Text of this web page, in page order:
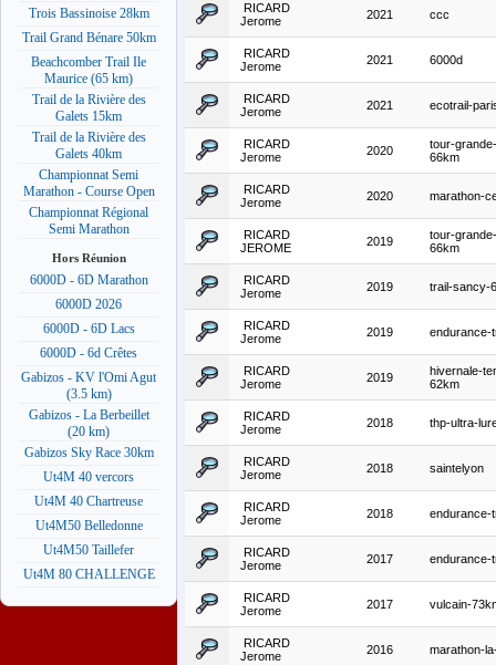
Trois Bassinoise 28km
Trail Grand Bénare 50km
Beachcomber Trail Ile
Maurice (65 km)
Trail de la Rivière des
Galets 15km
Trail de la Rivière des
Galets 40km
Championnat Semi
Marathon - Course Open
Championnat Régional
Semi Marathon
Hors Réunion
6000D - 6D Marathon
6000D 2026
6000D - 6D Lacs
6000D - 6d Crêtes
Gabizos - KV l'Omi Agut
(3.5 km)
Gabizos - La Berbeillet
(20 km)
Gabizos Sky Race 30km
Ut4M 40 vercors
Ut4M 40 Chartreuse
Ut4M50 Belledonne
Ut4M50 Taillefer
Ut4M 80 CHALLENGE
RICARD
Jerome
2021 ccc
RICARD
Jerome
2021 6000d
RICARD
Jerome
2021 ecotrail-
RICARD
Jerome
2020
tour-
66km
RICARD
Jerome
2020 marathon-
RICARD
JEROME
2019
tour-
66km
RICARD
Jerome
2019 trail-sancy-
RICARD
Jerome
2019 endurance-
RICARD
Jerome
2019
hivernale-
62km
RICARD
Jerome
2018 thp-ultra-
RICARD
Jerome
2018 saintelyon
RICARD
Jerome
2018 endurance-
RICARD
Jerome
2017 endurance-
RICARD
Jerome
2017 vulcain-
RICARD
Jerome
2016 marathon-